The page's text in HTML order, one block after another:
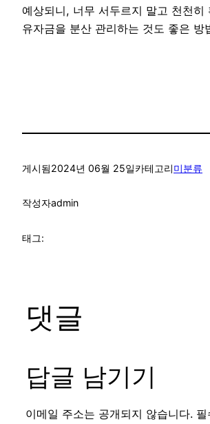
예상되니, 너무 서두르지 말고 천천히
유자금을 분산 관리하는 것도 좋은 방
게시됨2024년 06월 25일카테고리미분류
작성자admin
태그:
댓글
답글 남기기
이메일 주소는 공개되지 않습니다.